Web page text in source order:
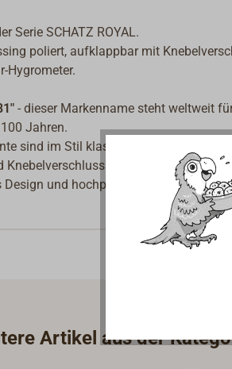
Serie SCHATZ ROYAL.
poliert, aufklappbar mit
Hygrometer.
- dieser Markenname steht weltweit
Jahren.
sind im Stil klassischer Schiffsuhren
Knebelverschluss.
Design und hochpräzise Technik
Artikel aus der